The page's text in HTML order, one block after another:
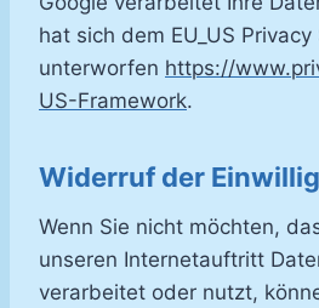
hat sich dem EU_US Privacy
unterworfen https://
US-Framework.
Widerruf der
Wenn Sie nicht möchten,
unseren Internetauftritt
verarbeitet oder nutzt,